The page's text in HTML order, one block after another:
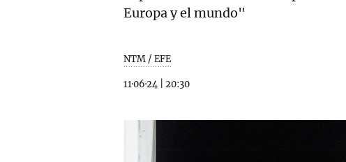
Europa y el mundo"
NTM / EFE
11·06·24 20:30